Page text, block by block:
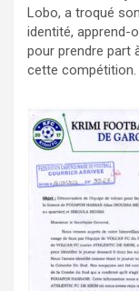
Lobo, a troqué son
identité, apprend-
pour prendre part
cette compétition.